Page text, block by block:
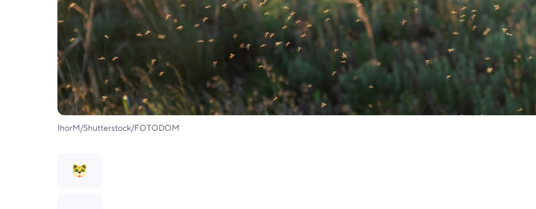
IhorM/Shutterstock/FOTODOM